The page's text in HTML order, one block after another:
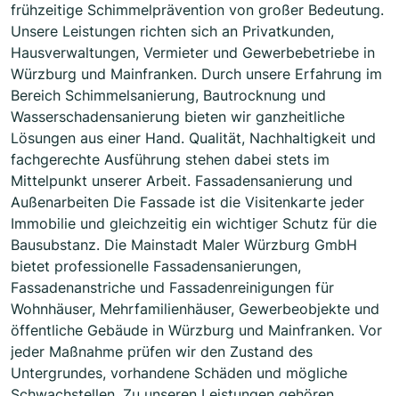
frühzeitige Schimmelprävention von großer Bedeutung.
Unsere Leistungen richten sich an Privatkunden,
Hausverwaltungen, Vermieter und Gewerbebetriebe in
Würzburg und Mainfranken. Durch unsere Erfahrung im
Bereich Schimmelsanierung, Bautrocknung und
Wasserschadensanierung bieten wir ganzheitliche
Lösungen aus einer Hand. Qualität, Nachhaltigkeit und
fachgerechte Ausführung stehen dabei stets im
Mittelpunkt unserer Arbeit. Fassadensanierung und
Außenarbeiten Die Fassade ist die Visitenkarte jeder
Immobilie und gleichzeitig ein wichtiger Schutz für die
Bausubstanz. Die Mainstadt Maler Würzburg GmbH
bietet professionelle Fassadensanierungen,
Fassadenanstriche und Fassadenreinigungen für
Wohnhäuser, Mehrfamilienhäuser, Gewerbeobjekte und
öffentliche Gebäude in Würzburg und Mainfranken. Vor
jeder Maßnahme prüfen wir den Zustand des
Untergrundes, vorhandene Schäden und mögliche